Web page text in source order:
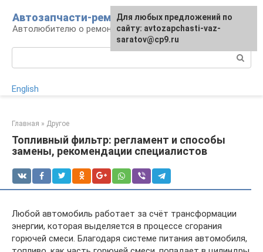
контенту
Автозапчасти-ремонт
Автолюбителю о ремонте машины
English
Главная » Другое
Топливный фильтр: регламент и способы
замены, рекомендации специалистов
Любой автомобиль работает за счёт трансформации
энергии, которая выделяется в процессе сгорания
горючей смеси. Благодаря системе питания автомобиля,
Для любых предложений по
сайту: avtozapchasti-vaz-
saratov@cp9.ru